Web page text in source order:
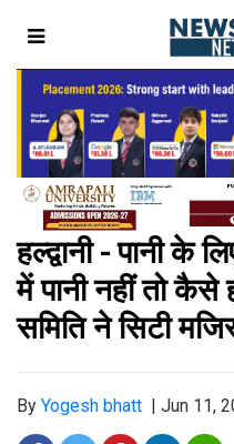
हल्द्वानी - पानी के
में पानी नहीं तो कैसे
समिति ने सिटी
By Yogesh bhatt Jun 11,